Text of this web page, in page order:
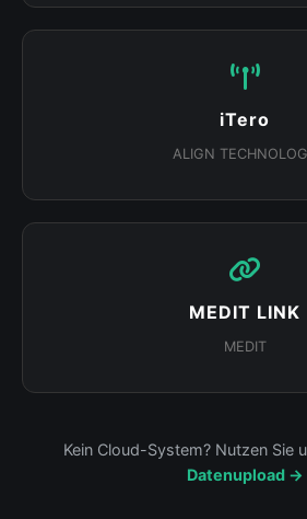
iTero
ALIGN
MEDIT LINK
MEDIT
Kein Cloud-System? Nutzen Sie
Datenupload →